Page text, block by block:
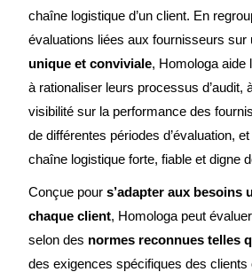
chaîne logistique d’un client. En
évaluations liées aux fournisseurs sur
unique et conviviale, Homologa aide
à rationaliser leurs processus d’audit,
visibilité sur la performance des
de différentes périodes d’évaluation,
chaîne logistique forte, fiable et digne
Conçue pour s’adapter aux besoins
chaque client, Homologa peut
selon des normes reconnues telles
des exigences spécifiques des clients